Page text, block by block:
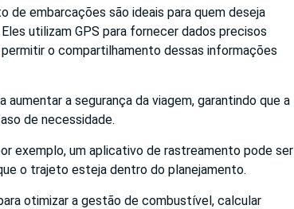
embarcações são ideais para quem deseja
utilizam GPS para fornecer dados precisos
o compartilhamento dessas informações
a segurança da viagem, garantindo que a
de necessidade.
exemplo, um aplicativo de rastreamento pode ser
o trajeto esteja dentro do planejamento.
otimizar a gestão de combustível, calcular